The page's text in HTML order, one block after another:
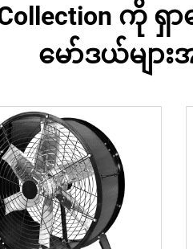
ကို ရှာ
မော်ဒယ်များ